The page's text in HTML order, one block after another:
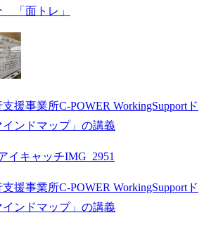
「面トレ」
援事業所C-POWER WorkingSupportド
インドマップ」の講義
援事業所C-POWER WorkingSupportド
インドマップ」の講義